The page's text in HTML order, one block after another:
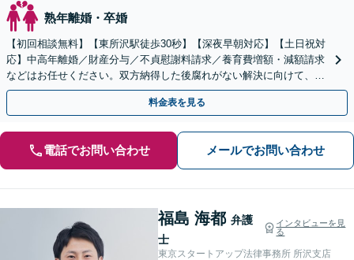
熟年離婚・卒婚
【初回相談無料】【東所沢駅徒歩30秒】【深夜早朝対応】【土日祝対
応】中高年離婚／財産分与／不貞慰謝料請求／養育費増額・減額請求
などはお任せください。双方納得した後腐れがない解決に向けて、全
力を尽くします。
料金表を見る
電話でお問い合わせ メールでお問い合わせ
福島 海都 弁護
士
インタビューを見
る
東京スタートアップ法律事務所 所沢支店